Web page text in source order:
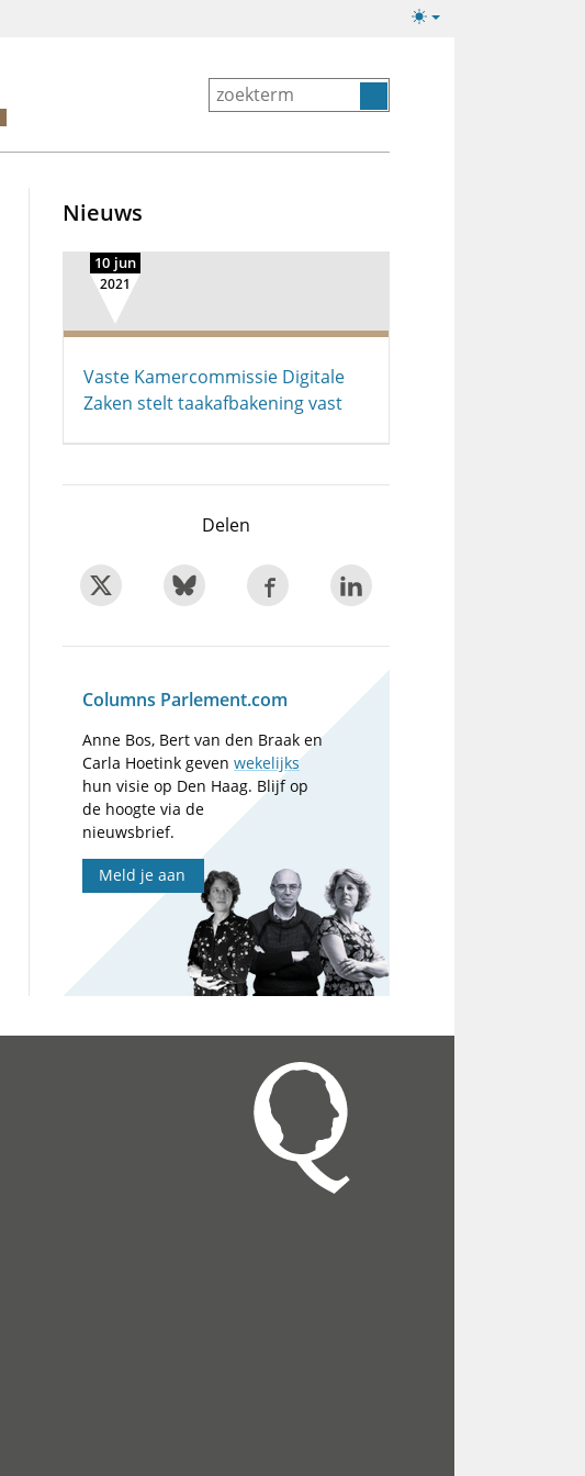
Lichte/donkere
Nieuws
10 jun
2021
Vaste Kamercommissie Digitale
Zaken stelt taakafbakening vast
Delen
Columns Parlement.com
Anne Bos, Bert van den Braak en
Carla Hoetink gevenwekelijks
hun visie op Den Haag. Blijf op
de hoogte via de
nieuwsbrief.
Meld je aan